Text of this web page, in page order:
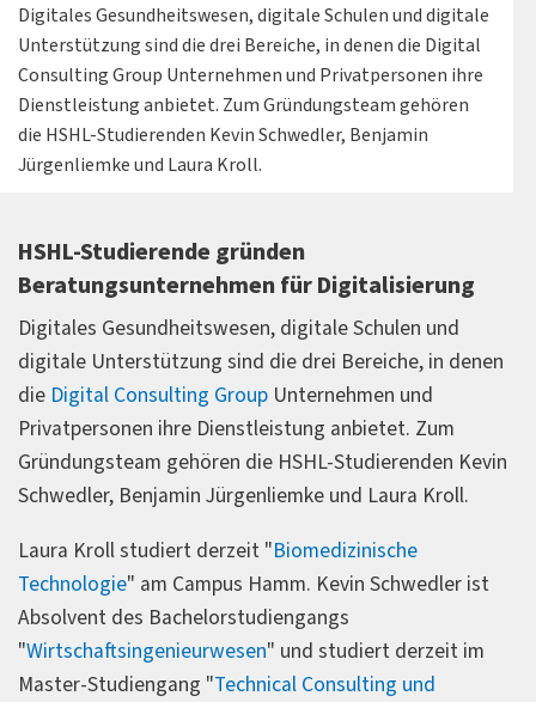
Digitales Gesundheitswesen, digitale Schulen und digitale
Unterstützung sind die drei Bereiche, in denen die Digital
Consulting Group Unternehmen und Privatpersonen ihre
Dienstleistung anbietet. Zum Gründungsteam gehören
die HSHL-Studierenden Kevin Schwedler, Benjamin
Jürgenliemke und Laura Kroll.
HSHL-Studierende gründen
Beratungsunternehmen für Digitalisierung
Digitales Gesundheitswesen, digitale Schulen und
digitale Unterstützung sind die drei Bereiche, in denen
die Digital Consulting Group Unternehmen und
Privatpersonen ihre Dienstleistung anbietet. Zum
Gründungsteam gehören die HSHL-Studierenden Kevin
Schwedler, Benjamin Jürgenliemke und Laura Kroll.
Laura Kroll studiert derzeit "Biomedizinische
Technologie" am Campus Hamm. Kevin Schwedler ist
Absolvent des Bachelorstudiengangs
"Wirtschaftsingenieurwesen" und studiert derzeit im
Master-Studiengang "Technical Consulting und